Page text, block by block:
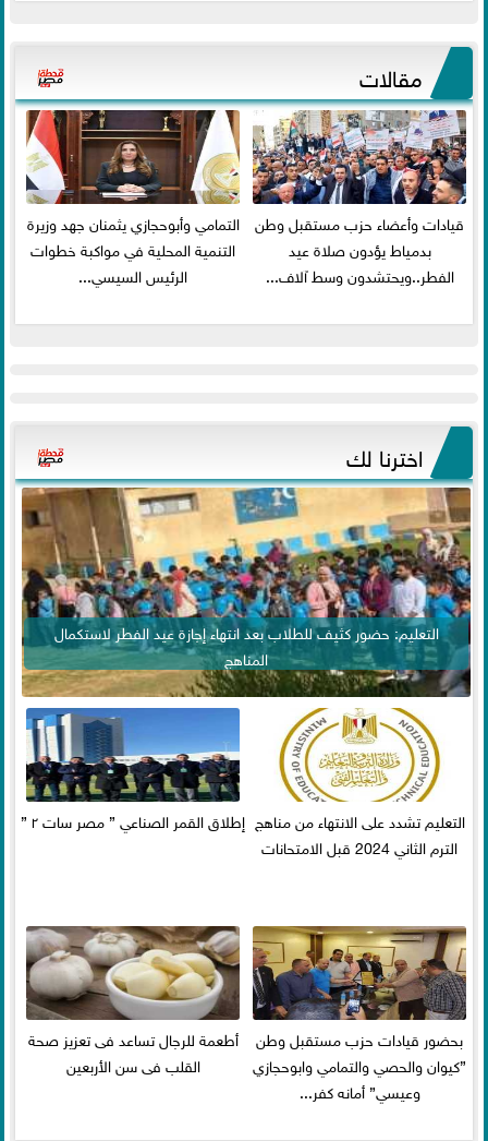
مقالات
قيادات وأعضاء حزب مستقبل وطن
بدمياط يؤدون صلاة عيد
الفطر..ويحتشدون وسط آلاف...
التمامي وأبوحجازي يثمنان جهد وزيرة
التنمية المحلية في مواكبة خطوات
الرئيس السيسي...
اخترنا لك
التعليم: حضور كثيف للطلاب بعد انتهاء إجازة عيد الفطر لاستكمال
المناهج
التعليم تشدد على الانتهاء من مناهج
الترم الثاني 2024 قبل الامتحانات
إطلاق القمر الصناعي ” مصر سات ٢ ”
بحضور قيادات حزب مستقبل وطن
”كيوان والحصي والتمامي وابوحجازي
وعيسي” أمانه كفر...
أطعمة للرجال تساعد فى تعزيز صحة
القلب فى سن الأربعين